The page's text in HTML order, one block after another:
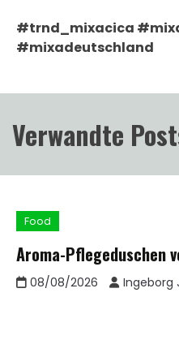
#trnd_mixacica
#mixadeutschland
Verwandte
Food
Aroma-Pflegeduschen
08/08/2026 Ingeborg